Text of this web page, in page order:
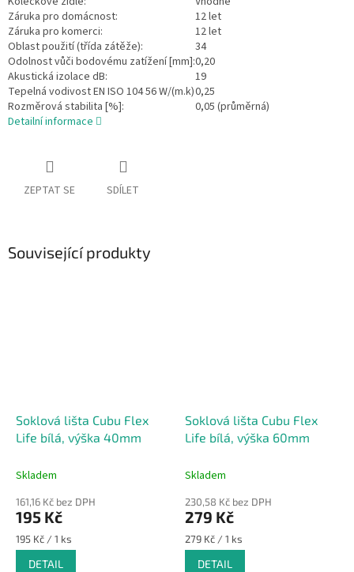
Záruka pro domácnost:
12 let
Záruka pro komerci:
12 let
Oblast použití (třída zátěže):
34
Odolnost vůči bodovému zatížení [mm]:0,20
Akustická izolace dB:
19
Tepelná vodivost EN ISO 104 56 W/(m.k)0,25
Rozměrová stabilita [%]:
0,05 (průměrná)
Detailní informace
ZEPTAT SE SDÍLET
Související produkty
Soklová lišta Cubu Flex
Life bílá, výška 40mm
Skladem
161,16 Kč bez DPH
195 Kč
Měrná
cena:
195 Kč / 1 ks
DETAIL
Soklová lišta Cubu Flex
Life bílá, výška 60mm
Skladem
230,58 Kč bez DPH
279 Kč
Měrná
cena:
279 Kč / 1 ks
DETAIL